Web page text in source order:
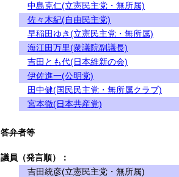
中島克仁(立憲民主党・無所属)
佐々木紀(自由民主党)
早稲田ゆき(立憲民主党・無所属)
海江田万里(衆議院副議長)
吉田とも代(日本維新の会)
伊佐進一(公明党)
田中健(国民民主党・無所属クラブ)
宮本徹(日本共産党)
答弁者等
議員（発言順）：
吉田統彦(立憲民主党・無所属)